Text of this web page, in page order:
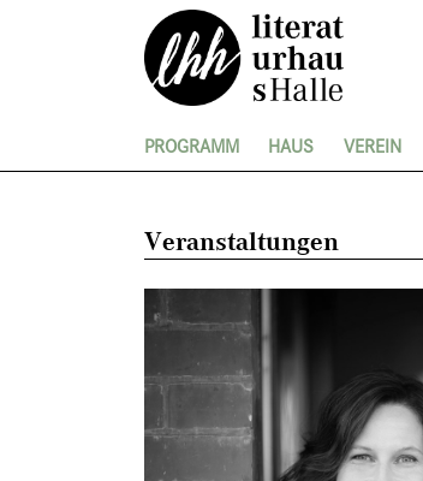
PROGRAMM HAUS VEREIN
Veranstaltungen